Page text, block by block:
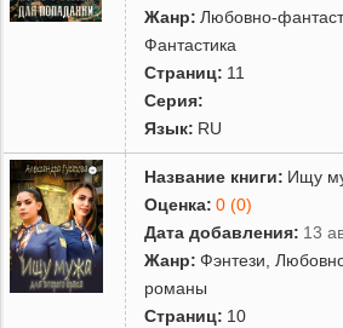
Жанр: Любовно-
Фантастика
Страниц: 11
Серия:
Язык: RU
Название книги: Ищу
Оценка: 0 (0)
Дата добавления: 13
Жанр: Фэнтези
романы
Страниц: 10